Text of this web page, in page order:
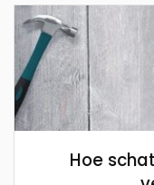
Hoe